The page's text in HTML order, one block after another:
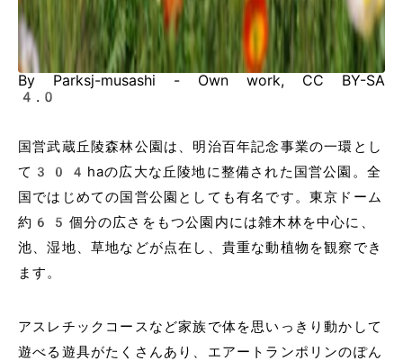
By Parksj-musashi - Own work, CC BY-SA
4.0
国営武蔵丘陵森林公園は、明治百年記念事業の一環とし
て304haの広大な丘陵地に整備された国営公園。全
国ではじめての国営公園としても有名です。東京ドーム
約65個分の広さをもつ公園内には雑木林を中心に、
池、湿地、草地などが点在し、貴重な動植物を観察でき
ます。
アスレチックコースなど家族で体を思いっきり動かして
遊べる遊具がたくさんあり、エアートランポリンのぽん